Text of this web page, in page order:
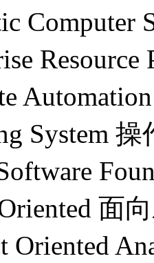
Computer
System
面
Oriented